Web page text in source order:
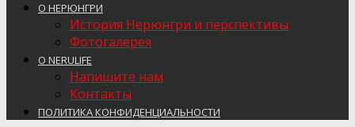
О НЕРЮНГРИ
История Нерюнгри и перспективы
Фотогалерея
О NERULIFE
Напишите нам
Контакты
ПОЛИТИКА КОНФИДЕНЦИАЛЬНОСТИ